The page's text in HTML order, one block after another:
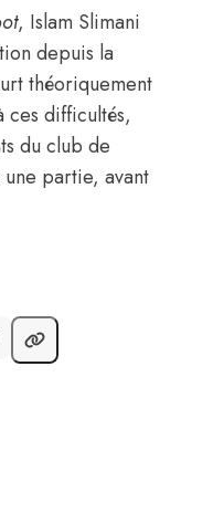
, Islam Slimani
depuis la
théoriquement
ces difficultés,
du club de
partie, avant